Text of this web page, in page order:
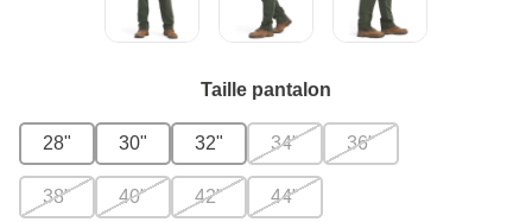
Taille pantalon
28" 30" 32" 34" 36"
38" 40" 42" 44"